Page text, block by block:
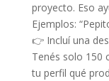
proyecto. Eso
Ejemplos:
👉 Incluí una
Tenés solo 150
tu perfil qué